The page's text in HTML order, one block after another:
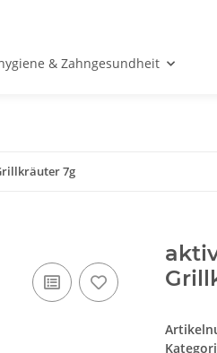
& Zahngesundheit
7g